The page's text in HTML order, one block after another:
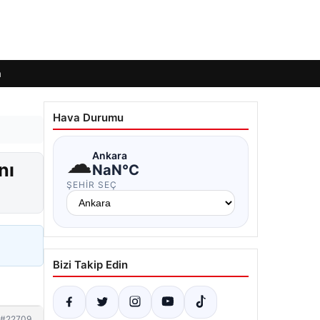
Hava Durumu
☁Ankara
NaN°C
ŞEHIR SEÇ
Bizi Takip Edin